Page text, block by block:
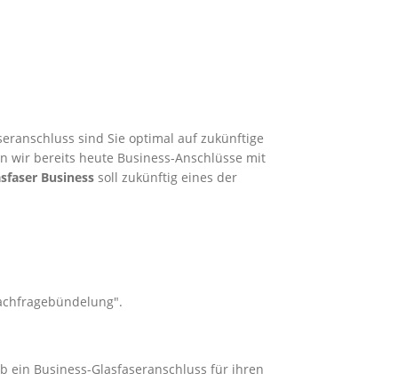
sind Sie optimal auf zukünftige
wir bereits heute Business-Anschlüsse mit
Business soll zukünftig eines der
ein Business-Glasfaseranschluss für ihren